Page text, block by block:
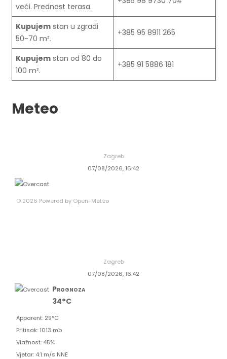
veći. Prednost terasa.
Kupujemstan u zgradi
50-70 m².
+385 95 8911 265
Kupujemstan od 80 do
100 m².
+385 91 5886 181
Meteo
Zagreb
07/08/2026, 16:42
© 2026 Powered by Open-Meteo
Zagreb
07/08/2026, 16:42
Prognoza
34°C
Apparent: 29°C
Pritisak: 1013 mb
Vlažnost: 45%
Vjetar: 4.1 m/s NNE